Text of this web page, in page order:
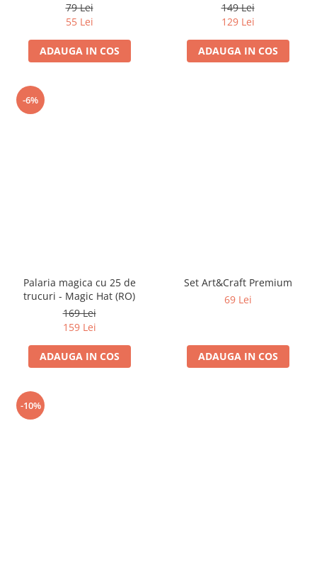
79 Lei
55 Lei
ADAUGA IN COS
149 Lei
129 Lei
ADAUGA IN COS
-6%
Palaria magica cu 25 de
trucuri - Magic Hat (RO)
169 Lei
159 Lei
ADAUGA IN COS
Set Art&Craft Premium
69 Lei
ADAUGA IN COS
-10%